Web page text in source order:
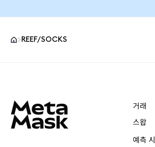
REEF/SOCKS
거래
스왑
예측